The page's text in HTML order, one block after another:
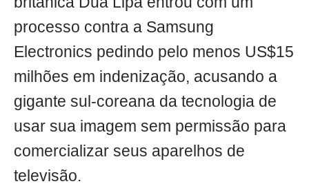
processo contra a Samsung
Electronics pedindo pelo menos US$15
milhões em indenização, acusando a
gigante sul-coreana da tecnologia de
usar sua imagem sem permissão para
comercializar seus aparelhos de
televisão.